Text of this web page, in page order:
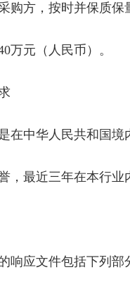
方，按时并保质保
元（人民币）。
中华人民共和国境
最近三年在本行业
应文件包括下列部